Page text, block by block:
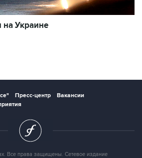
на Украине
Пресс-центр
Вакансии
Все права защищены. Сетевое издание